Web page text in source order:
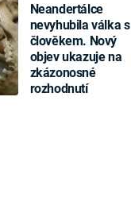
Neandertálce
nevyhubila válka s
člověkem. Nový
objev ukazuje na
zkázonosné
rozhodnutí